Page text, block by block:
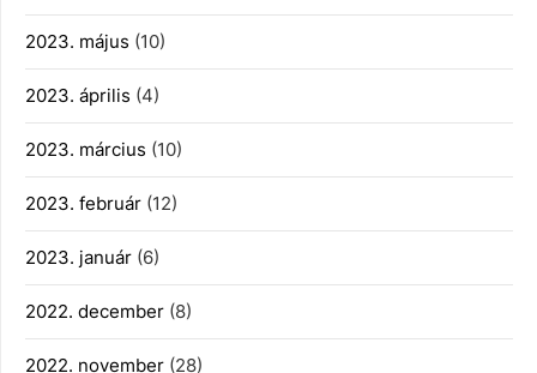
2023. május (10)
2023. április (4)
2023. március (10)
2023. február (12)
2023. január (6)
2022. december (8)
2022. november (28)